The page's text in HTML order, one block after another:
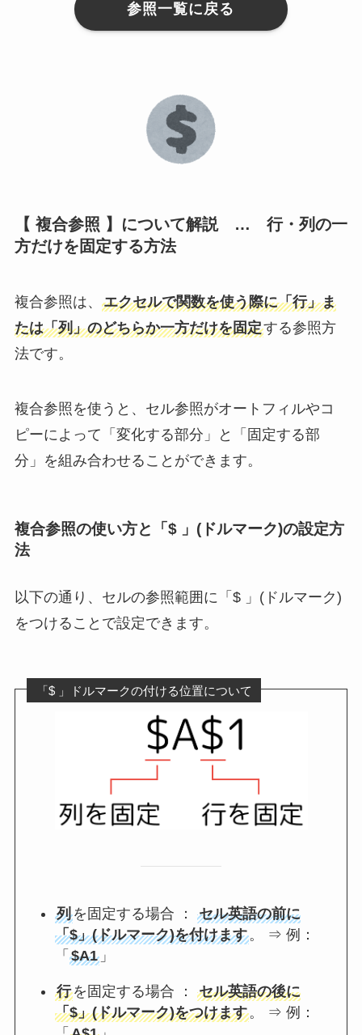
参照一覧に戻る
【 複合参照 】について解説 … 行・列の一
方だけを固定する方法
複合参照は、 エクセルで関数を使う際に「行」ま
たは「列」のどちらか一方だけを固定する参照方
法です。
複合参照を使うと、セル参照がオートフィルやコ
ピーによって「変化する部分」と「固定する部
分」を組み合わせることができます。
複合参照の使い方と「$ 」(ドルマーク)の設定方
法
以下の通り、セルの参照範囲に「$ 」(ドルマーク)
をつけることで設定できます。
「$ 」ドルマークの付ける位置について
列を固定する場合 ：セル英語の前に
「$」(ドルマーク)を付けます。 ⇒ 例：
「$A1 」
行を固定する場合 ：セル英語の後に
「$」(ドルマーク)をつけます。 ⇒ 例：